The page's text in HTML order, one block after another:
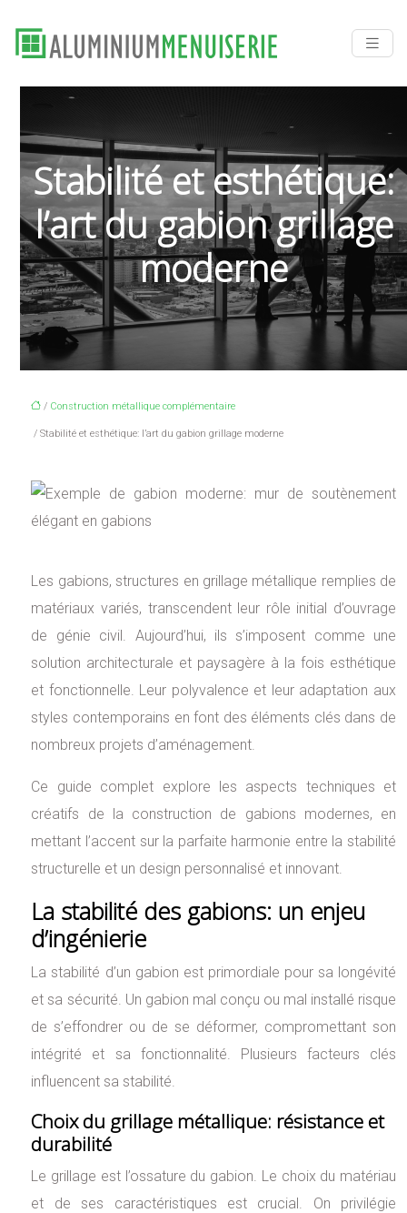
Stabilité et esthétique:
l’art du gabion grillage
moderne
/ Construction métallique complémentaire
/ Stabilité et esthétique: l’art du gabion grillage moderne
Les gabions, structures en grillage métallique remplies de
matériaux variés, transcendent leur rôle initial d’ouvrage
de génie civil. Aujourd’hui, ils s’imposent comme une
solution architecturale et paysagère à la fois esthétique
et fonctionnelle. Leur polyvalence et leur adaptation aux
styles contemporains en font des éléments clés dans de
nombreux projets d’aménagement.
Ce guide complet explore les aspects techniques et
créatifs de la construction de gabions modernes, en
mettant l’accent sur la parfaite harmonie entre la stabilité
structurelle et un design personnalisé et innovant.
La stabilité des gabions: un enjeu
d’ingénierie
La stabilité d’un gabion est primordiale pour sa longévité
et sa sécurité. Un gabion mal conçu ou mal installé risque
de s’effondrer ou de se déformer, compromettant son
intégrité et sa fonctionnalité. Plusieurs facteurs clés
influencent sa stabilité.
Choix du grillage métallique: résistance et
durabilité
Le grillage est l’ossature du gabion. Le choix du matériau
et de ses caractéristiques est crucial. On privilégie